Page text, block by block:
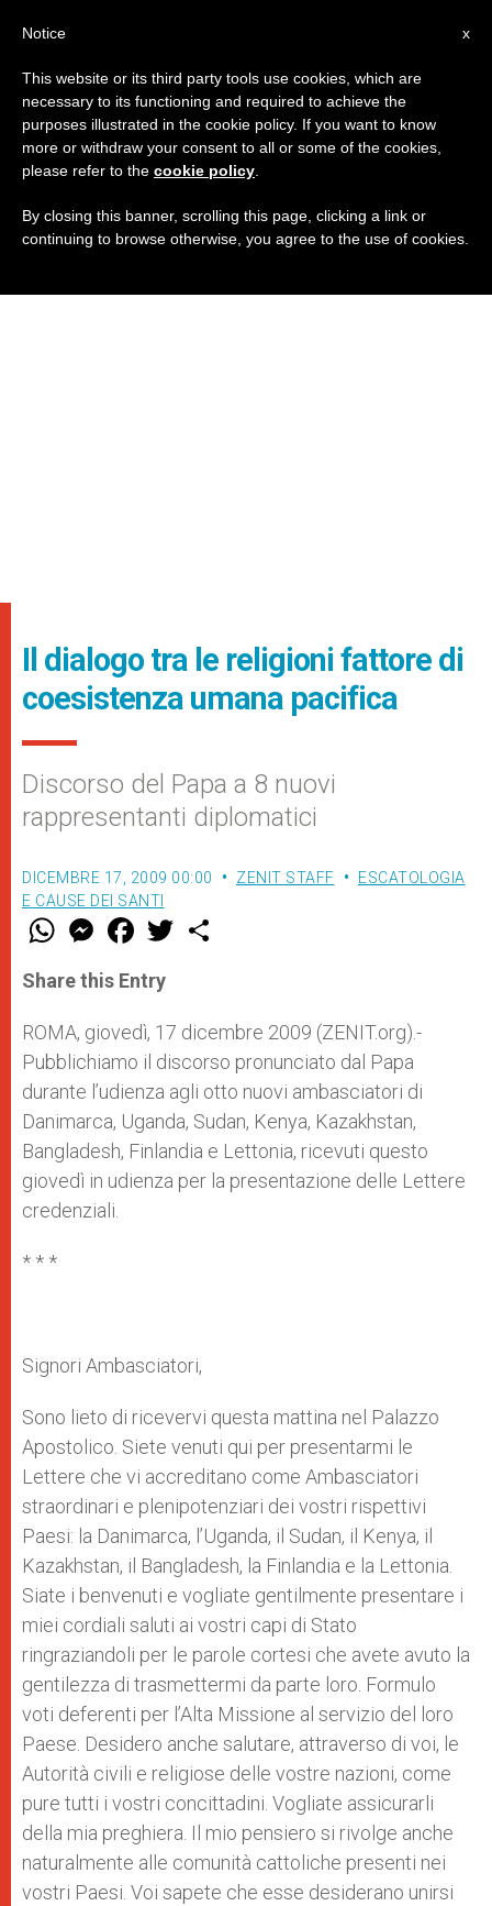
Il dialogo tra le religioni fattore di
coesistenza umana pacifica
Discorso del Papa a 8 nuovi
rappresentanti diplomatici
DICEMBRE 17, 2009 00:00 ZENIT STAFF
ESCATOLOGIA
E CAUSE DEI SANTI
W
t
s
p
p
M
e
s
e
g
e
r
F
a
e
b
o
k
w
r
Share this Entry
ROMA, giovedì, 17 dicembre 2009 (ZENIT.org).-
Pubblichiamo il discorso pronunciato dal Papa
durante l’udienza agli otto nuovi ambasciatori di
Danimarca, Uganda, Sudan, Kenya, Kazakhstan,
Bangladesh, Finlandia e Lettonia, ricevuti questo
giovedì in udienza per la presentazione delle Lettere
credenziali.
* * *
Signori Ambasciatori,
Sono lieto di ricevervi questa mattina nel Palazzo
Apostolico. Siete venuti qui per presentarmi le
Lettere che vi accreditano come Ambasciatori
straordinari e plenipotenziari dei vostri rispettivi
Paesi: la Danimarca, l’Uganda, il Sudan, il Kenya, il
Kazakhstan, il Bangladesh, la Finlandia e la Lettonia.
Siate i benvenuti e vogliate gentilmente presentare i
miei cordiali saluti ai vostri capi di Stato
ringraziandoli per le parole cortesi che avete avuto la
gentilezza di trasmettermi da parte loro. Formulo
voti deferenti per l’Alta Missione al servizio del loro
Paese. Desidero anche salutare, attraverso di voi, le
Autorità civili e religiose delle vostre nazioni, come
pure tutti i vostri concittadini. Vogliate assicurarli
della mia preghiera. Il mio pensiero si rivolge anche
naturalmente alle comunità cattoliche presenti nei
vostri Paesi. Voi sapete che esse desiderano unirsi
x
Notice
This website or its third party tools use cookies, which are
necessary to its functioning and required to achieve the
purposes illustrated in the cookie policy. If you want to know
more or withdraw your consent to all or some of the cookies,
please refer to the cookie policy
By closing this banner, scrolling this page, clicking a link or
continuing to browse otherwise, you agree to the use of cookies.